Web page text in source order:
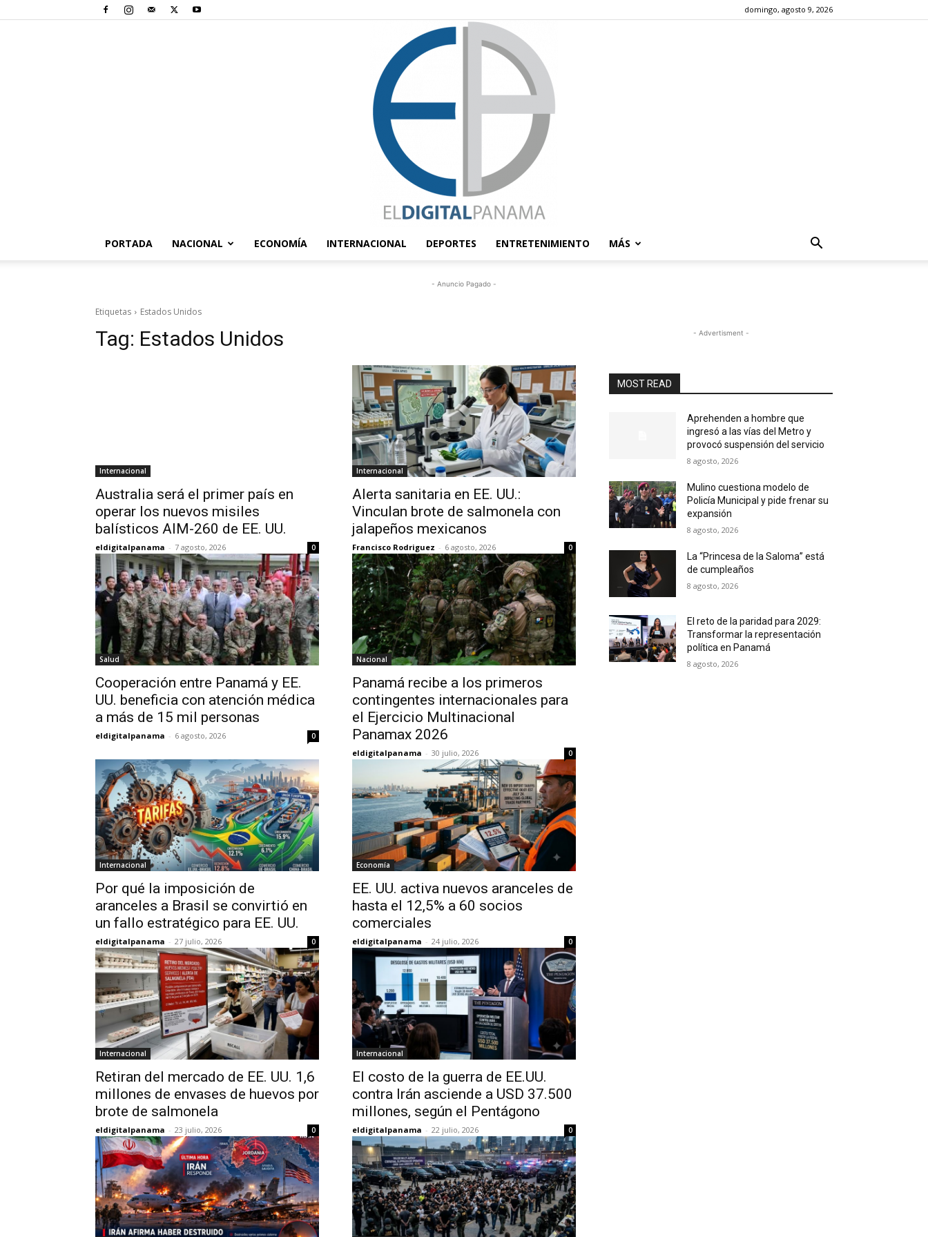
domingo, agosto 9, 2026
Panamá
PORTADA NACIONAL ECONOMÍA INTERNACIONAL DEPORTES ENTRETENIMIENTO MÁS
- Anuncio Pagado -
Etiquetas Estados Unidos
Tag: Estados Unidos
Internacional
Australia será el primer país en
operar los nuevos misiles
balísticos AIM-260 de EE. UU.
eldigitalpanama - 7 agosto, 2026 0
Internacional
Alerta sanitaria en EE. UU.:
Vinculan brote de salmonela con
jalapeños mexicanos
Francisco Rodriguez - 6 agosto, 2026 0
Salud
Cooperación entre Panamá y EE.
UU. beneficia con atención médica
a más de 15 mil personas
eldigitalpanama - 6 agosto, 2026 0
Nacional
Panamá recibe a los primeros
contingentes internacionales para
el Ejercicio Multinacional
Panamax 2026
eldigitalpanama - 30 julio, 2026 0
Internacional
Por qué la imposición de
aranceles a Brasil se convirtió en
un fallo estratégico para EE. UU.
eldigitalpanama - 27 julio, 2026 0
Economía
EE. UU. activa nuevos aranceles de
hasta el 12,5% a 60 socios
comerciales
eldigitalpanama - 24 julio, 2026 0
Internacional
Retiran del mercado de EE. UU. 1,6
millones de envases de huevos por
brote de salmonela
eldigitalpanama - 23 julio, 2026 0
Internacional
El costo de la guerra de EE.UU.
contra Irán asciende a USD 37.500
millones, según el Pentágono
eldigitalpanama - 22 julio, 2026 0
- Advertisment -
MOST READ
Aprehenden a hombre que
ingresó a las vías del Metro y
provocó suspensión del servicio
8 agosto, 2026
Mulino cuestiona modelo de
Policía Municipal y pide frenar su
expansión
8 agosto, 2026
La “Princesa de la Saloma” está
de cumpleaños
8 agosto, 2026
El reto de la paridad para 2029:
Transformar la representación
política en Panamá
8 agosto, 2026